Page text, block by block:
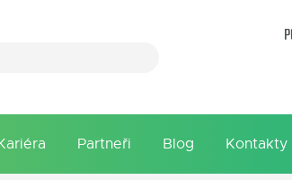
Partneři Blog Kontakty